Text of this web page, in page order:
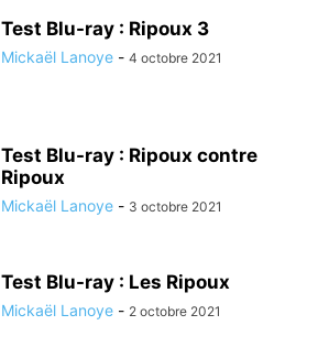
Test Blu-ray : Ripoux 3
Mickaël Lanoye - 4 octobre 2021
Test Blu-ray : Ripoux contre
Ripoux
Mickaël Lanoye - 3 octobre 2021
Test Blu-ray : Les Ripoux
Mickaël Lanoye - 2 octobre 2021